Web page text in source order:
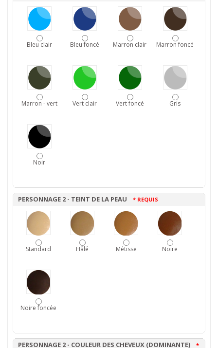
Bleu clair Bleu foncé Marron clair Marron foncé
Marron - vert Vert clair Vert foncé Gris
Noir
PERSONNAGE 2 - TEINT DE LA PEAU * REQUIS
Standard Hâlé Métisse Noire
Noire foncée
PERSONNAGE 2 - COULEUR DES CHEVEUX (DOMINANTE) *